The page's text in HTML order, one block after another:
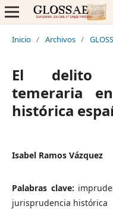
Inicio / Archivos /
El delito
temeraria
histórica
Isabel Ramos Vázquez
Palabras clave:
jurisprudencia histórica